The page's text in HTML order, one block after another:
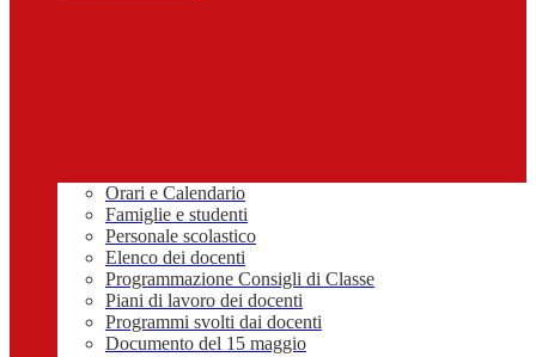
Orari e Calendario
Famiglie e studenti
Personale scolastico
Elenco dei docenti
Programmazione Consigli di Classe
Piani di lavoro dei docenti
Programmi svolti dai docenti
Documento del 15 maggio